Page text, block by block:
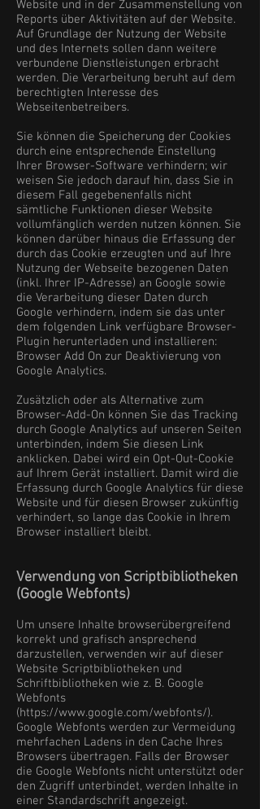
Website und in der Zusammenstellung von
Reports über Aktivitäten auf der Website.
Auf Grundlage der Nutzung der Website
und des Internets sollen dann weitere
verbundene Dienstleistungen erbracht
werden. Die Verarbeitung beruht auf dem
berechtigten Interesse des
Webseitenbetreibers.
Sie können die Speicherung der Cookies
durch eine entsprechende Einstellung
Ihrer Browser-Software verhindern; wir
weisen Sie jedoch darauf hin, dass Sie in
diesem Fall gegebenenfalls nicht
sämtliche Funktionen dieser Website
vollumfänglich werden nutzen können. Sie
können darüber hinaus die Erfassung der
durch das Cookie erzeugten und auf Ihre
Nutzung der Webseite bezogenen Daten
(inkl. Ihrer IP-Adresse) an Google sowie
die Verarbeitung dieser Daten durch
Google verhindern, indem sie das unter
dem folgenden Link verfügbare Browser-
Plugin herunterladen und installieren:
Browser Add On zur Deaktivierung von
Google Analytics.
Zusätzlich oder als Alternative zum
Browser-Add-On können Sie das Tracking
durch Google Analytics auf unseren Seiten
unterbinden, indem Sie diesen Link
anklicken. Dabei wird ein Opt-Out-Cookie
auf Ihrem Gerät installiert. Damit wird die
Erfassung durch Google Analytics für diese
Website und für diesen Browser zukünftig
verhindert, so lange das Cookie in Ihrem
Browser installiert bleibt.
Verwendung von Scriptbibliotheken
(Google Webfonts)
Um unsere Inhalte browserübergreifend
korrekt und grafisch ansprechend
darzustellen, verwenden wir auf dieser
Website Scriptbibliotheken und
Schriftbibliotheken wie z. B. Google
Webfonts
(https://www.google.com/webfonts/).
Google Webfonts werden zur Vermeidung
mehrfachen Ladens in den Cache Ihres
Browsers übertragen. Falls der Browser
die Google Webfonts nicht unterstützt oder
den Zugriff unterbindet, werden Inhalte in
einer Standardschrift angezeigt.